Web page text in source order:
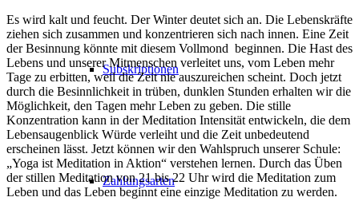
Subskriptionen
Zahlungsarten
Es wird kalt und feucht. Der Winter deutet sich an. Die Lebenskräfte
ziehen sich zusammen und konzentrieren sich nach innen. Eine Zeit
der Besinnung könnte mit diesem Vollmond beginnen. Die Hast des
Lebens und unserer Mitmenschen verleitet uns, vom Leben mehr
Tage zu erbitten, weil die Zeit nie auszureichen scheint. Doch jetzt
durch die Besinnlichkeit in trüben, dunklen Stunden erhalten wir die
Möglichkeit, den Tagen mehr Leben zu geben. Die stille
Konzentration kann in der Meditation Intensität entwickeln, die dem
Lebensaugenblick Würde verleiht und die Zeit unbedeutend
erscheinen lässt. Jetzt können wir den Wahlspruch unserer Schule:
„Yoga ist Meditation in Aktion“ verstehen lernen. Durch das Üben
der stillen Meditation von 21 bis 22 Uhr wird die Meditation zum
Leben und das Leben beginnt eine einzige Meditation zu werden.